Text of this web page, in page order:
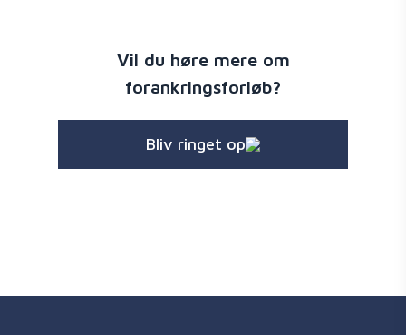
Vil du høre mere om
forankringsforløb?
Bliv ringet op